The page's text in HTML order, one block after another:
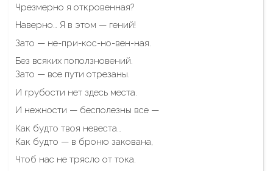
Чрезмерно я откровенная?
Наверно… Я в этом — гений!
Зато — не-при-кос-но-вен-ная.
Без всяких поползновений.
Зато — все пути отрезаны.
И грубости нет здесь места.
И нежности — бесполезны все —
Как будто твоя невеста…
Как будто — в броню закована,
Чтоб нас не трясло от тока.